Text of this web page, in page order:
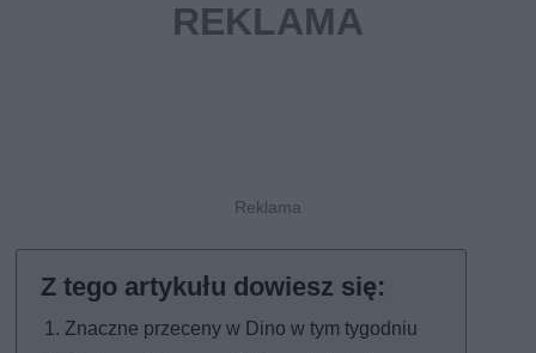
Znaczne przeceny w Dino w tym tygodniu